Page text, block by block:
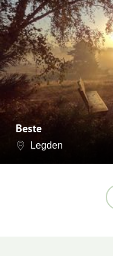
Beste
Legden